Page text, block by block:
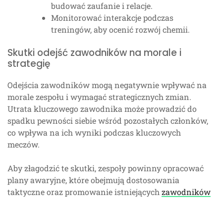
budować zaufanie i relacje.
Monitorować interakcje podczas
treningów, aby ocenić rozwój chemii.
Skutki odejść zawodników na morale i
strategię
Odejścia zawodników mogą negatywnie wpływać na
morale zespołu i wymagać strategicznych zmian.
Utrata kluczowego zawodnika może prowadzić do
spadku pewności siebie wśród pozostałych członków,
co wpływa na ich wyniki podczas kluczowych
meczów.
Aby złagodzić te skutki, zespoły powinny opracować
plany awaryjne, które obejmują dostosowania
taktyczne oraz promowanie istniejącychzawodników